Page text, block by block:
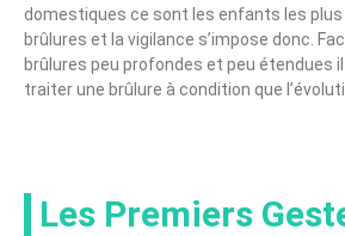
domestiques ce sont les enfants les plus
brûlures et la vigilance s’impose donc.
brûlures peu profondes et peu étendues
traiter une brûlure à condition que
Les Premiers